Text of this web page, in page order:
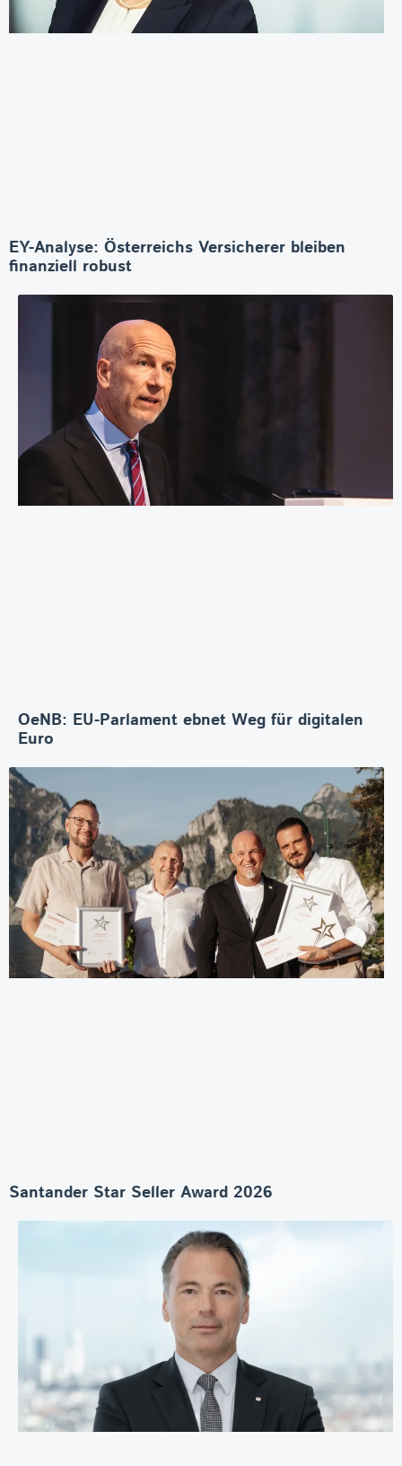
EY-Analyse: Österreichs Versicherer bleiben
finanziell robust
OeNB: EU-Parlament ebnet Weg für digitalen
Euro
Santander Star Seller Award 2026